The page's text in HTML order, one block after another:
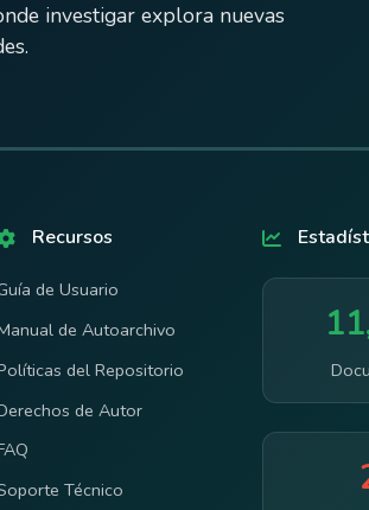
investigar explora nuevas
Recursos
de Usuario
de Autoarchivo
del Repositorio
de Autor
Técnico